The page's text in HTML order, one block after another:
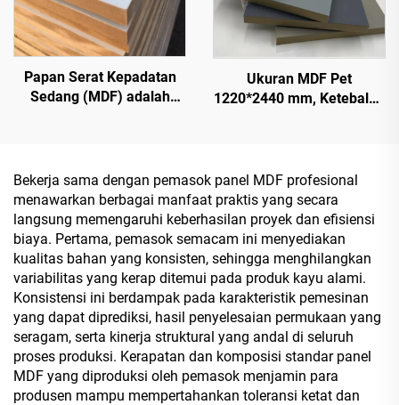
Papan Serat Kepadatan
Sedang (MDF) adalah
tanaman lainnya,
digunakan sebagai papan
dapur, papan furnitur, dan
juga papan kemasan
Ukuran MDF Pet
1220*2440 mm, Ketebalan
Tinggi dan Doff untuk
Kabinet
Bekerja sama dengan pemasok panel MDF profesional
menawarkan berbagai manfaat praktis yang secara
langsung memengaruhi keberhasilan proyek dan efisiensi
biaya. Pertama, pemasok semacam ini menyediakan
kualitas bahan yang konsisten, sehingga menghilangkan
variabilitas yang kerap ditemui pada produk kayu alami.
Konsistensi ini berdampak pada karakteristik pemesinan
yang dapat diprediksi, hasil penyelesaian permukaan yang
seragam, serta kinerja struktural yang andal di seluruh
proses produksi. Kerapatan dan komposisi standar panel
MDF yang diproduksi oleh pemasok menjamin para
produsen mampu mempertahankan toleransi ketat dan